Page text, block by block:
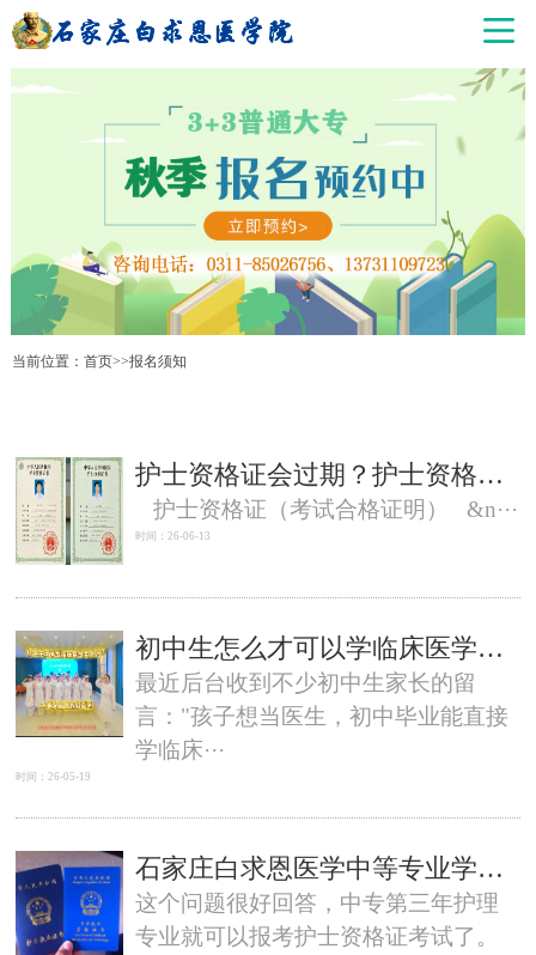
当前位置： 首页>>报名须知
护士资格证会过期？护士资格证和护士执业证有什么不一样？
护士资格证（考试合格证明） &n···
时间：26-06-13
初中生怎么才可以学临床医学吗？临床医学还好就业吗？
最近后台收到不少初中生家长的留
言："孩子想当医生，初中毕业能直接
学临床···
时间：26-05-19
石家庄白求恩医学中等专业学校3+3升学班护理专业什么时候考护士证？
这个问题很好回答，中专第三年护理
专业就可以报考护士资格证考试了。